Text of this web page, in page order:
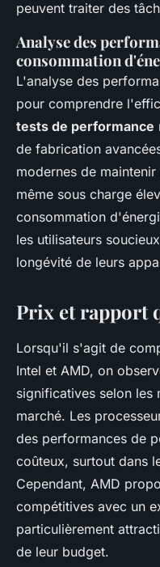
peuvent traiter des
Analyse des
consommation
L'analyse des
pour comprendre
tests de performance
de fabrication
modernes de
même sous charge
consommation
les utilisateurs
longévité de leurs
Prix et rapport
Lorsqu'il s'agit de
Intel et AMD, on
significatives selon les
marché. Les
des performances de
coûteux, surtout dans
Cependant, AMD
compétitives avec un
particulièrement
de leur budget.